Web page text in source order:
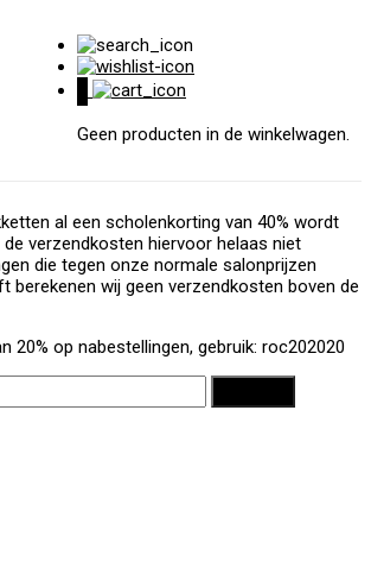
Geen producten in de winkelwagen.
al een scholenkorting van 40% wordt
de verzendkosten hiervoor helaas niet
die tegen onze normale salonprijzen
berekenen wij geen verzendkosten boven de
20% op nabestellingen, gebruik: roc202020